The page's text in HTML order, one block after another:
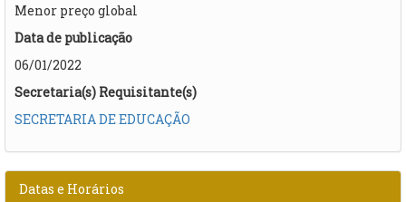
Menor preço global
Data de publicação
06/01/2022
Secretaria(s) Requisitante(s)
SECRETARIA DE EDUCAÇÃO
Datas e Horários